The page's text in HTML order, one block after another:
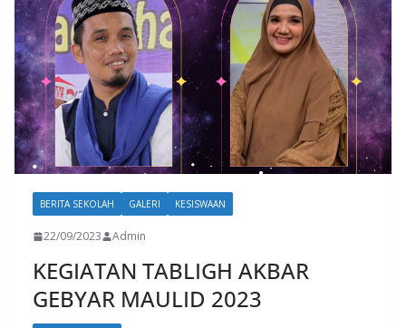
BERITA SEKOLAH GALERI KESISWAAN
22/09/2023 Admin
KEGIATAN TABLIGH AKBAR
GEBYAR MAULID 2023